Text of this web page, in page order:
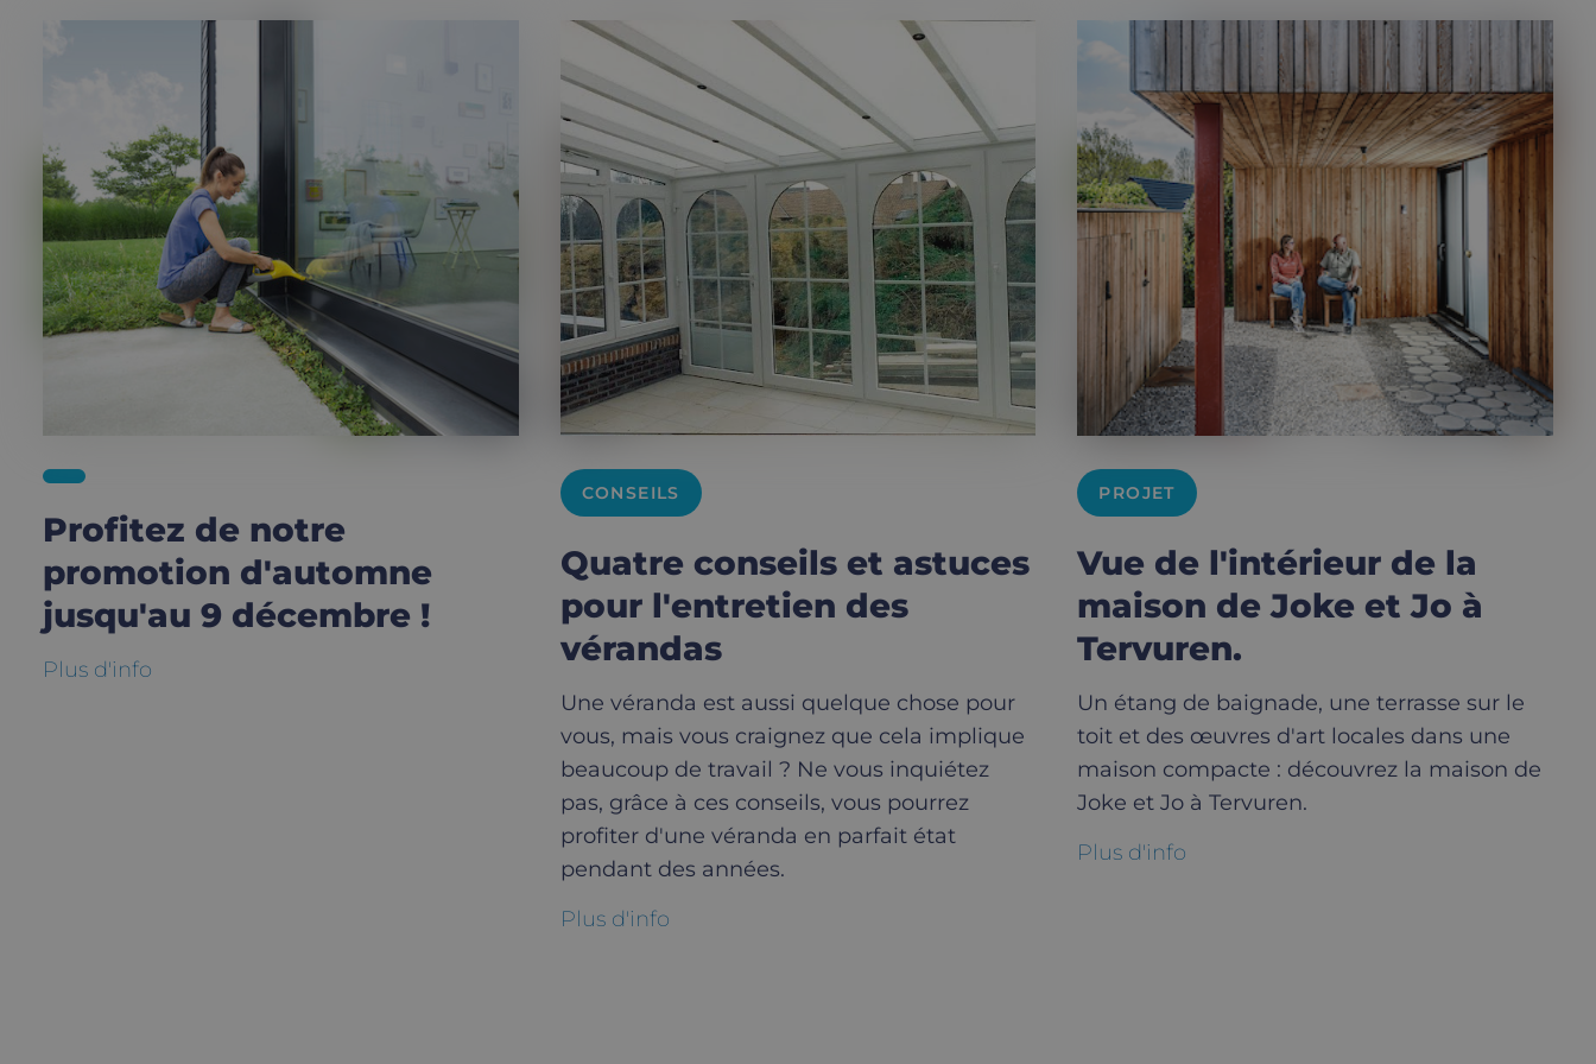
Profitez de notre
promotion d'automne
jusqu'au 9 décembre !
Plus d'info
CONSEILS
Quatre conseils et astuces
pour l'entretien des
vérandas
Une véranda est aussi quelque chose pour
vous, mais vous craignez que cela implique
beaucoup de travail ? Ne vous inquiétez
pas, grâce à ces conseils, vous pourrez
profiter d'une véranda en parfait état
pendant des années.
Plus d'info
PROJET
Vue de l'intérieur de la
maison de Joke et Jo à
Tervuren.
Un étang de baignade, une terrasse sur le
toit et des œuvres d'art locales dans une
maison compacte : découvrez la maison de
Joke et Jo à Tervuren.
Plus d'info